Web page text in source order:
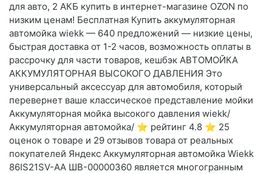
для авто, 2 АКБ купить в интернет-магазине OZON по
низким ценам! Бесплатная Купить аккумуляторная
автомойка wiekk — 640 предложений — низкие цены,
быстрая доставка от 1-2 часов, возможность оплаты в
рассрочку для части товаров, кешбэк АВТОМОЙКА
АККУМУЛЯТОРНАЯ ВЫСОКОГО ДАВЛЕНИЯ Это
универсальный аксессуар для автомобиля, который
перевернет ваше классическое представление мойки
Аккумуляторная мойка высокого давления wiekk/
Аккумуляторная автомойка/ ⭐️ рейтинг 4.8 ⭐️ 25
оценок о товаре и 29 отзывов товара от реальных
покупателей Яндекс Аккумуляторная автомойка Wiekk
86IS21SV-AA ШВ-00000360 является многогранным